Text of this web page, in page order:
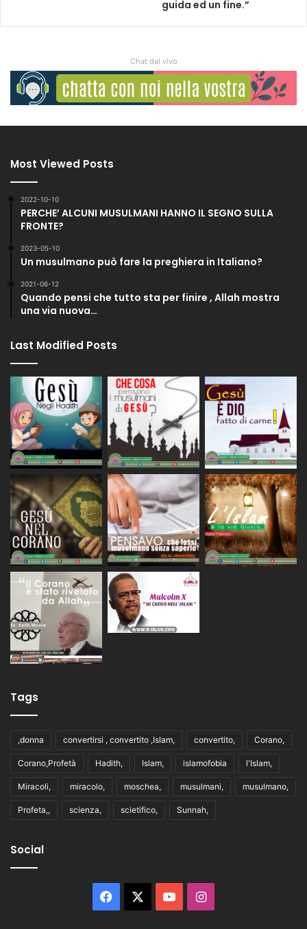
guida ed un fine.”
Chat dal vivo
Most Viewed Posts
2022-10-10
PERCHE’ ALCUNI MUSULMANI HANNO IL SEGNO SULLA
FRONTE?
2023-05-10
Un musulmano può fare la preghiera in Italiano?
2021-06-12
Quando pensi che tutto sta per finire , Allah mostra
una via nuova…
Last Modified Posts
Tags
,donna convertirsi , convertito ,Islam, convertito, Corano,
Corano,Profetà Hadith, Islam, islamofobia l'Islam,
Miracoli, miracolo, moschea, musulmani, musulmano,
Profeta,, scienza, scietifico, Sunnah,
Social
Facebook
You Instagram